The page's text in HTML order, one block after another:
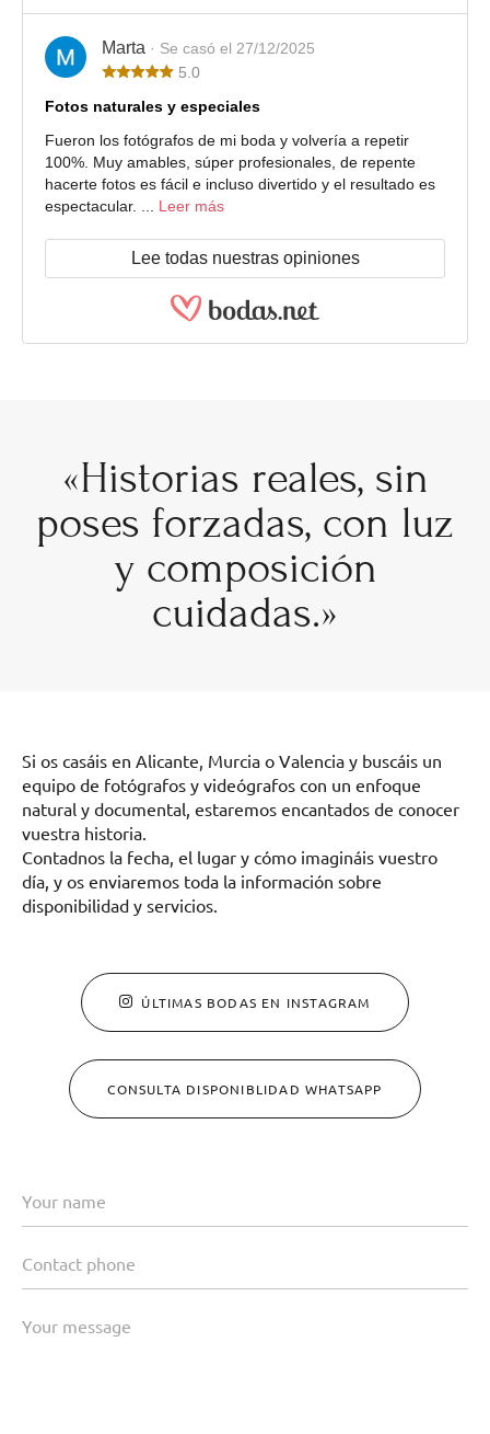
Marta · Se casó el 27/12/2025
5.0
Fotos naturales y especiales
Fueron los fotógrafos de mi boda y volvería a repetir
100%. Muy amables, súper profesionales, de repente
hacerte fotos es fácil e incluso divertido y el resultado es
espectacular. ... Leer más
Lee todas nuestras opiniones
«Historias reales, sin
poses forzadas, con luz
y composición
cuidadas.»
Si os casáis en Alicante, Murcia o Valencia y buscáis un
equipo de fotógrafos y videógrafos con un enfoque
natural y documental, estaremos encantados de conocer
vuestra historia.
Contadnos la fecha, el lugar y cómo imagináis vuestro
día, y os enviaremos toda la información sobre
disponibilidad y servicios.
ÚLTIMAS BODAS EN INSTAGRAM
CONSULTA DISPONIBLIDAD WHATSAPP